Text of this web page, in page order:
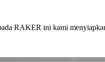
RAKER ini kami